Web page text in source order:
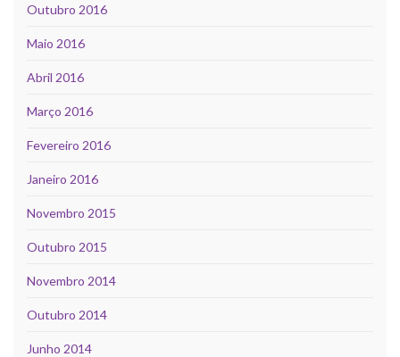
Outubro 2016
Maio 2016
Abril 2016
Março 2016
Fevereiro 2016
Janeiro 2016
Novembro 2015
Outubro 2015
Novembro 2014
Outubro 2014
Junho 2014